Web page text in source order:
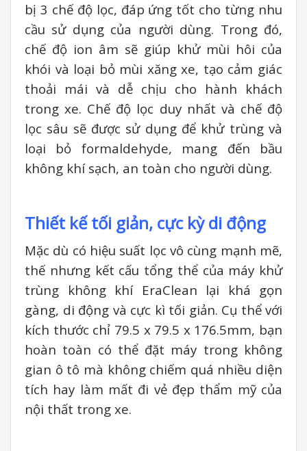
bị 3 chế độ lọc, đáp ứng tốt cho từng nhu
cầu sử dụng của người dùng. Trong đó,
chế độ ion âm sẽ giúp khử mùi hôi của
khói và loại bỏ mùi xăng xe, tạo cảm giác
thoải mái và dễ chịu cho hành khách
trong xe. Chế độ lọc duy nhất và chế độ
lọc sâu sẽ được sử dụng để khử trùng và
loại bỏ formaldehyde, mang đến bầu
không khí sạch, an toàn cho người dùng.
Thiết kế tối giản, cực kỳ di động
Mặc dù có hiệu suất lọc vô cùng mạnh mẽ,
thế nhưng kết cấu tổng thể của máy khử
trùng không khí EraClean lại khá gọn
gàng, di động và cực kì tối giản. Cụ thể với
kích thước chỉ 79.5 x 79.5 x 176.5mm, bạn
hoàn toàn có thể đặt máy trong không
gian ô tô mà không chiếm quá nhiều diện
tích hay làm mất đi vẻ đẹp thẩm mỹ của
nội thất trong xe.